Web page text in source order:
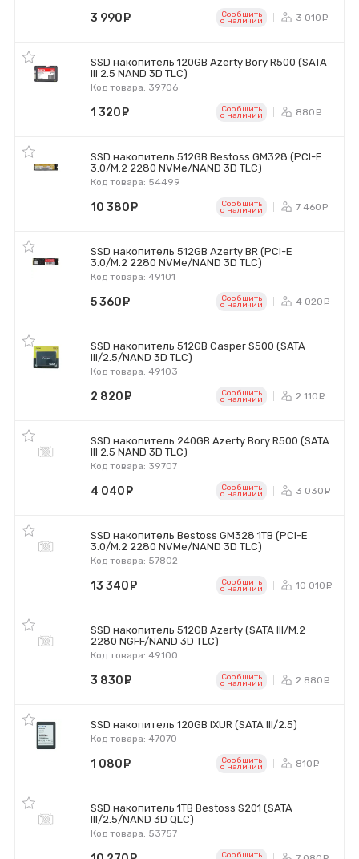
3 990 Сообщить
o наличии 3 010
SSD накопитель 120GB Azerty Bory R500 (SATA
III 2.5 NAND 3D TLC)
Код товара: 39706
1 320 Сообщить
o наличии 880
SSD накопитель 512GB Bestoss GM328 (PCI-E
3.0/M.2 2280 NVMe/NAND 3D TLC)
Код товара: 54499
10 380 Сообщить
o наличии 7 460
SSD накопитель 512GB Azerty BR (PCI-E
3.0/M.2 2280 NVMe/NAND 3D TLC)
Код товара: 49101
5 360 Сообщить
o наличии 4 020
SSD накопитель 512GB Casper S500 (SATA
III/2.5/NAND 3D TLC)
Код товара: 49103
2 820 Сообщить
o наличии 2 110
SSD накопитель 240GB Azerty Bory R500 (SATA
III 2.5 NAND 3D TLC)
Код товара: 39707
4 040 Сообщить
o наличии 3 030
SSD накопитель Bestoss GM328 1TB (PCI-E
3.0/M.2 2280 NVMe/NAND 3D TLC)
Код товара: 57802
13 340 Сообщить
o наличии 10 010
SSD накопитель 512GB Azerty (SATA III/M.2
2280 NGFF/NAND 3D TLC)
Код товара: 49100
3 830 Сообщить
o наличии 2 880
SSD накопитель 120GB IXUR (SATA III/2.5)
Код товара: 47070
1 080 Сообщить
o наличии 810
SSD накопитель 1TB Bestoss S201 (SATA
III/2.5/NAND 3D QLC)
Код товара: 53757
Сообщить